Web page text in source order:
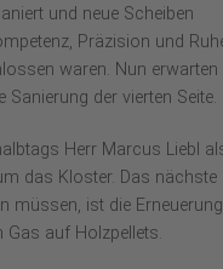
und neue Scheiben
Präzision und
waren. Nun erwarten
der vierten Seite.
Herr Marcus Liebl
das Kloster. Das nächste
müssen, ist die Erneuerung
Gas auf Holzpellets.